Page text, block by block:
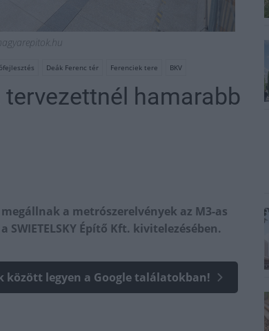
Deák Ferenc tér Ferenciek tere BKV
hamarabb
a metrószerelvények az M3-as
Építő Kft. kivitelezésében.
között legyen a Google találatokban!